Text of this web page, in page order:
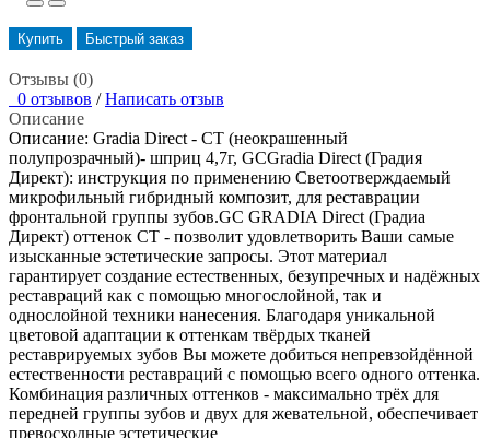
Купить Быстрый заказ
Отзывы (0)
0 отзывов / Написать отзыв
Описание
Описание: Gradia Direct - СТ (неокрашенный
полупрозрачный)- шприц 4,7г, GCGradia Direct (Градия
Директ): инструкция по применению Cветоотверждаемый
микрофильный гибридный композит, для реставрации
фронтальной группы зубов.GC GRADIA Direct (Градиа
Директ) оттенок СТ - позволит удовлетворить Ваши самые
изысканные эстетические запросы. Этот материал
гарантирует создание естественных, безупречных и надёжных
реставраций как с помощью многослойной, так и
однослойной техники нанесения. Благодаря уникальной
цветовой адаптации к оттенкам твёрдых тканей
реставрируемых зубов Вы можете добиться непревзойдённой
естественности реставраций с помощью всего одного оттенка.
Комбинация различных оттенков - максимально трёх для
передней группы зубов и двух для жевательной, обеспечивает
превосходные эстетические